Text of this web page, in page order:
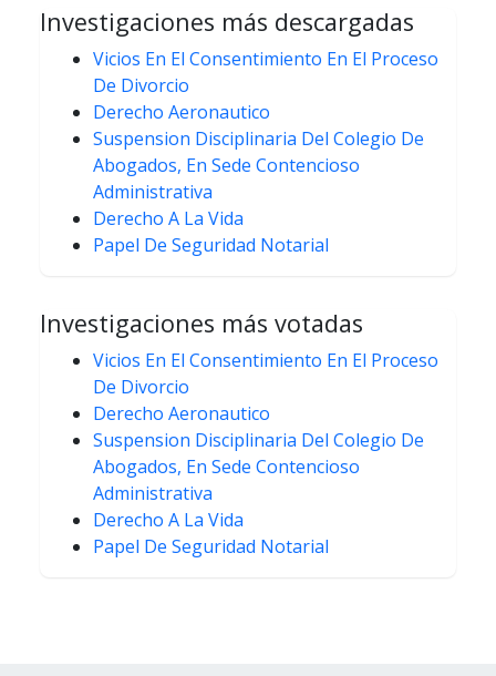
Investigaciones más descargadas
Vicios En El Consentimiento En El Proceso
De Divorcio
Derecho Aeronautico
Suspension Disciplinaria Del Colegio De
Abogados, En Sede Contencioso
Administrativa
Derecho A La Vida
Papel De Seguridad Notarial
Investigaciones más votadas
Vicios En El Consentimiento En El Proceso
De Divorcio
Derecho Aeronautico
Suspension Disciplinaria Del Colegio De
Abogados, En Sede Contencioso
Administrativa
Derecho A La Vida
Papel De Seguridad Notarial